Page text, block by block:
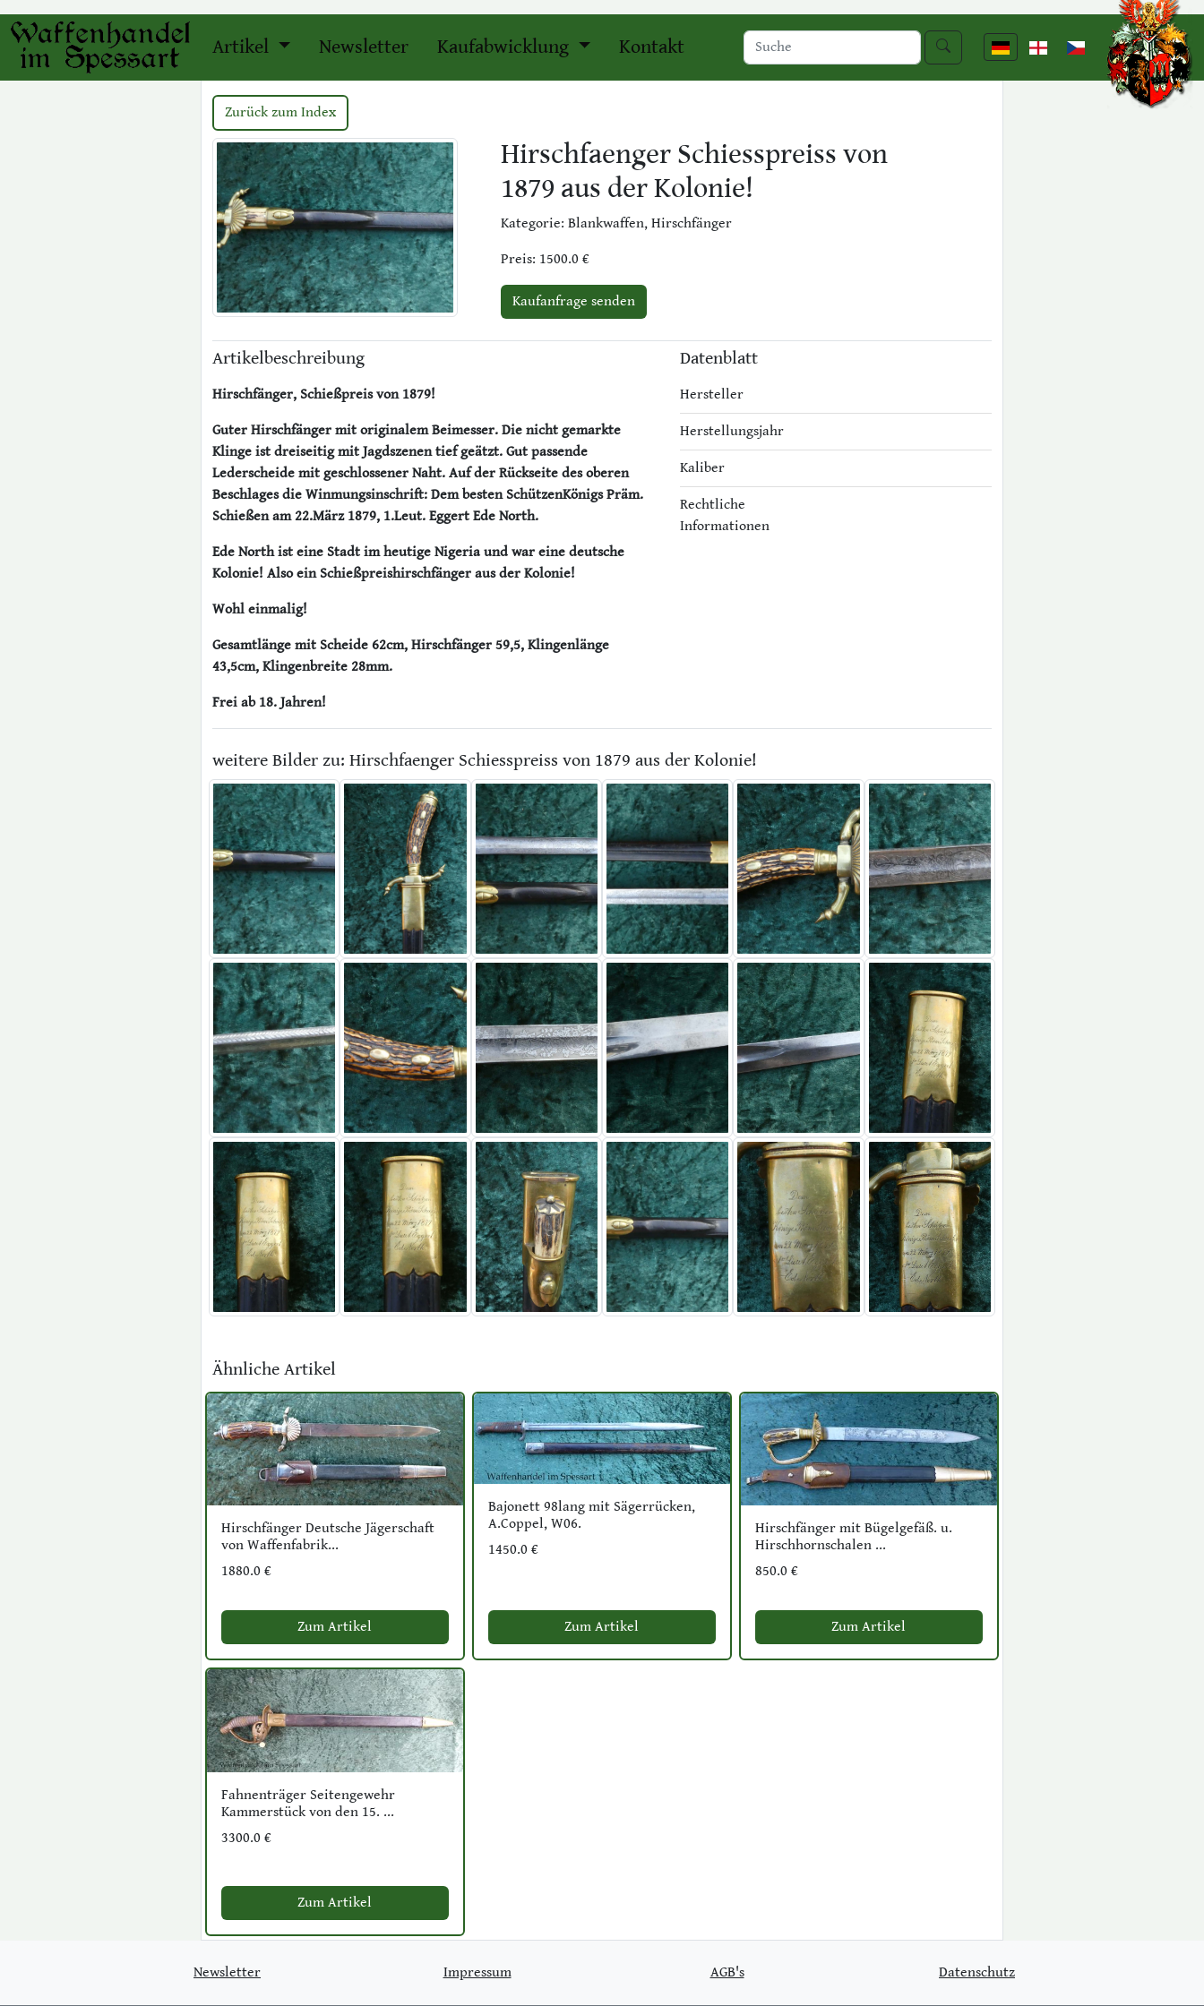
Artikel Newsletter Kaufabwicklung Kontakt
Zurück zum Index
Hirschfaenger Schiesspreiss von
1879 aus der Kolonie!
Kategorie: Blankwaffen, Hirschfänger
Preis: 1500.0 €
Kaufanfrage senden
Artikelbeschreibung
Hirschfänger, Schießpreis von 1879!
Guter Hirschfänger mit originalem Beimesser. Die nicht gemarkte
Klinge ist dreiseitig mit Jagdszenen tief geätzt. Gut passende
Lederscheide mit geschlossener Naht. Auf der Rückseite des oberen
Beschlages die Winmungsinschrift: Dem besten SchützenKönigs Präm.
Schießen am 22.März 1879, 1.Leut. Eggert Ede North.
Ede North ist eine Stadt im heutige Nigeria und war eine deutsche
Kolonie! Also ein Schießpreishirschfänger aus der Kolonie!
Wohl einmalig!
Gesamtlänge mit Scheide 62cm, Hirschfänger 59,5, Klingenlänge
43,5cm, Klingenbreite 28mm.
Frei ab 18. Jahren!
Datenblatt
Hersteller
Herstellungsjahr
Kaliber
Rechtliche
Informationen
weitere Bilder zu: Hirschfaenger Schiesspreiss von 1879 aus der Kolonie!
Ähnliche Artikel
Hirschfänger Deutsche Jägerschaft
von Waffenfabrik...
1880.0 €
Zum Artikel
Bajonett 98lang mit Sägerrücken,
A.Coppel, W06.
1450.0 €
Zum Artikel
Hirschfänger mit Bügelgefäß. u.
Hirschhornschalen ...
850.0 €
Zum Artikel
Fahnenträger Seitengewehr
Kammerstück von den 15. ...
3300.0 €
Zum Artikel
Newsletter Impressum AGB's Datenschutz